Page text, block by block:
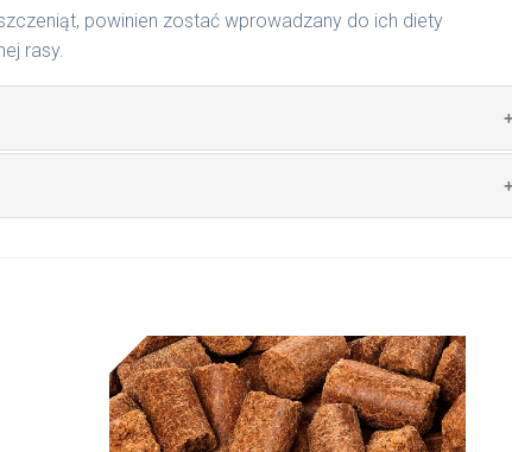
powinien zostać wprowadzany do ich diety
rasy.
mięso ze śledzia), ryż brązowy, kukurydza, zioła,
kopru, algi.